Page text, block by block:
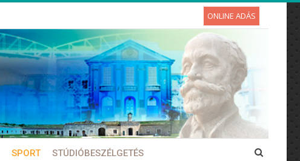
ONLINE ADÁS
SPORT STÚDIÓBESZÉLGETÉS